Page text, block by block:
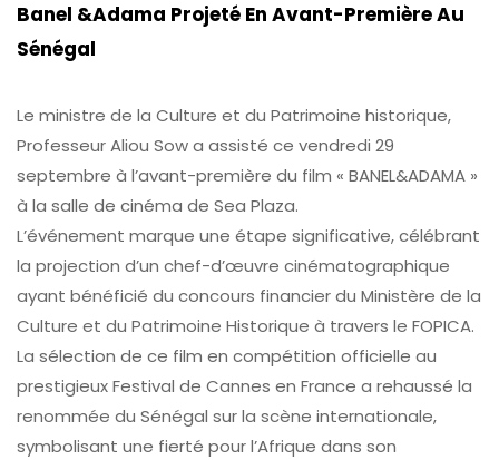
Banel &Adama Projeté En Avant-Première Au
Sénégal
Le ministre de la Culture et du Patrimoine historique,
Professeur Aliou Sow a assisté ce vendredi 29
septembre à l’avant-première du film « BANEL&ADAMA »
à la salle de cinéma de Sea Plaza.
L’événement marque une étape significative, célébrant
la projection d’un chef-d’œuvre cinématographique
ayant bénéficié du concours financier du Ministère de la
Culture et du Patrimoine Historique à travers le FOPICA.
La sélection de ce film en compétition officielle au
prestigieux Festival de Cannes en France a rehaussé la
renommée du Sénégal sur la scène internationale,
symbolisant une fierté pour l’Afrique dans son